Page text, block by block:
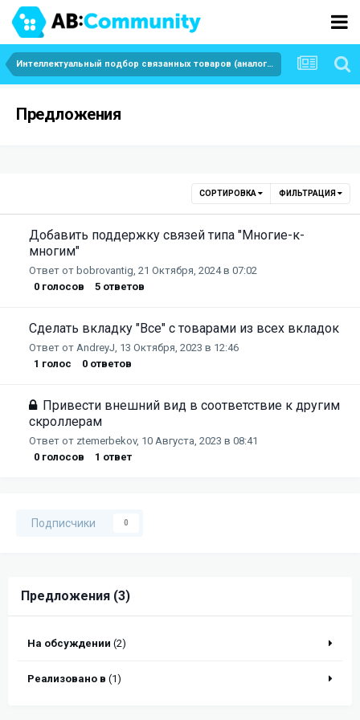
Интеллектуальный подбор связанных товаров (аналоги, аксессуары) на основе технических характеристик
Предложения
СОРТИРОВКА ФИЛЬТРАЦИЯ
Добавить поддержку связей типа "Многие-к-
многим"
Ответ от bobrovantig 21 Октября, 2024 в 07:02
0 голосов 5 ответов
Сделать вкладку "Все" с товарами из всех вкладок
Ответ от AndreyJ 13 Октября, 2023 в 12:46
1 голос 0 ответов
Привести внешний вид в соответствие к другим
скроллерам
Ответ от ztemerbekov, 10 Августа, 2023 в 08:41
0 голосов 1 ответ
Подписчики 0
Предложения (3)
На обсуждении (2)
Реализовано в (1)